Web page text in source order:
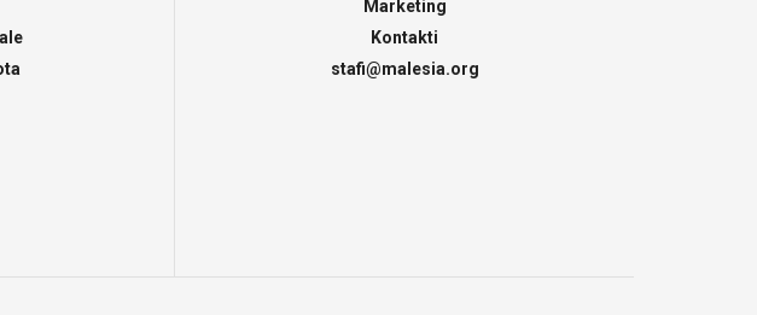
Marketing
Kontakti
stafi@malesia.org